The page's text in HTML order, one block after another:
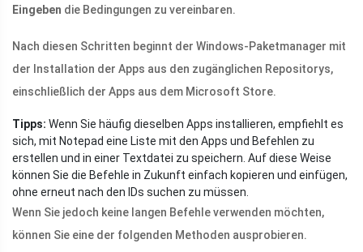
Eingeben die Bedingungen zu vereinbaren.
Nach diesen Schritten beginnt der Windows-Paketmanager mit
der Installation der Apps aus den zugänglichen Repositorys,
einschließlich der Apps aus dem Microsoft Store.
Tipps: Wenn Sie häufig dieselben Apps installieren, empfiehlt es
sich, mit Notepad eine Liste mit den Apps und Befehlen zu
erstellen und in einer Textdatei zu speichern. Auf diese Weise
können Sie die Befehle in Zukunft einfach kopieren und einfügen,
ohne erneut nach den IDs suchen zu müssen.
Wenn Sie jedoch keine langen Befehle verwenden möchten,
können Sie eine der folgenden Methoden ausprobieren.